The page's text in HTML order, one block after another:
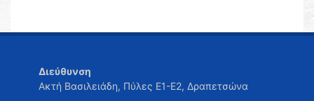
Διεύθυνση
Ακτή Βασιλειάδη, Πύλες Ε1-Ε2, Δραπετσώνα